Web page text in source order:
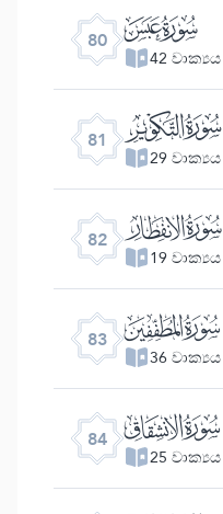
80 ﯽ
42 වාක්‍යය
81 ﯾ
29 වාක්‍යය
82 ﯿ
19 වාක්‍යය
83 ﰀ
36 වාක්‍යය
84 ﰁ
25 වාක්‍යය